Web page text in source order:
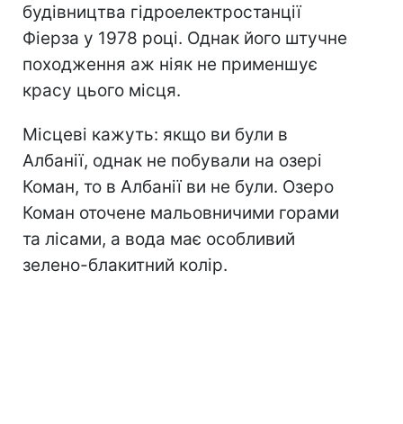
будівництва гідроелектростанції
Фіерза у 1978 році. Однак його штучне
походження аж ніяк не применшує
красу цього місця.
Місцеві кажуть: якщо ви були в
Албанії, однак не побували на озері
Коман, то в Албанії ви не були. Озеро
Коман оточене мальовничими горами
та лісами, а вода має особливий
зелено-блакитний колір.